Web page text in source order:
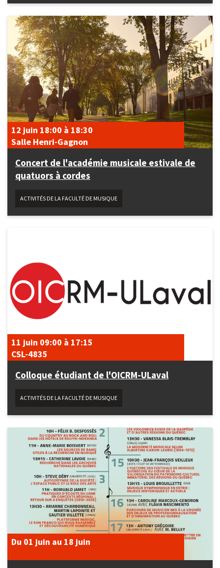
Concert de l'académie musicale estivale de
quatuors à cordes
12 juin 18:00 à 18:30
Salle Henri-Gagnon
ACTIVITÉS DE LA FACULTÉ DE MUSIQUE
Colloque étudiant de l'OICRM-ULaval
11 juin 09:00 à 17:15
CSL-4835
ACTIVITÉS DE LA FACULTÉ DE MUSIQUE
Du 01 juin au 18 juin